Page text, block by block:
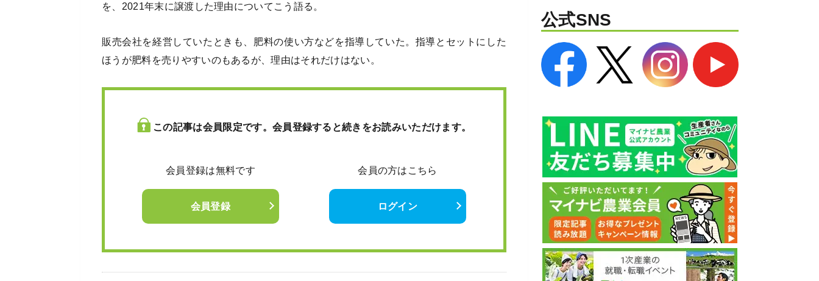
を、2021年末に譲渡した理由についてこう語る。
販売会社を経営していたときも、肥料の使い方などを指導していた。指導とセットにした
ほうが肥料を売りやすいのもあるが、理由はそれだけはない。
この記事は会員限定です。会員登録すると続きをお読みいただけます。
会員登録は無料です
会員登録
会員の方はこちら
ログイン
公式SNS